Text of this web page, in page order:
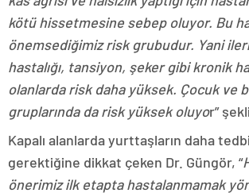
kötü hissetmesine sebep oluyor. Bu
önemsediğimiz risk grubudur. Yani
hastalığı, tansiyon, şeker gibi kronik
olanlarda risk daha yüksek. Çocuk ve
gruplarında da risk yüksek oluyor”
Kapalı alanlarda yurttaşların daha
gerektiğine dikkat çeken Dr. Güngör, “
önerimiz ilk etapta hastalanmamak